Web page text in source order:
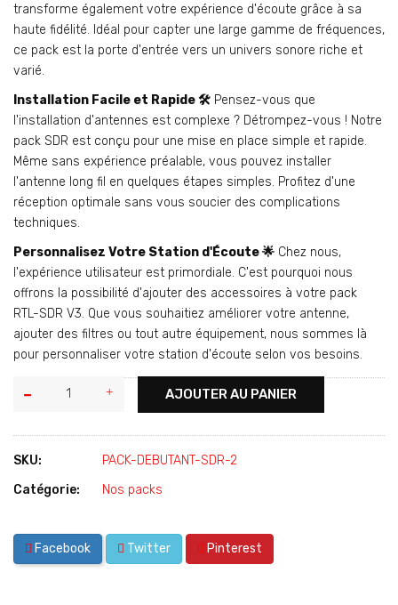
transforme également votre expérience d'écoute grâce à sa
haute fidélité. Idéal pour capter une large gamme de fréquences,
ce pack est la porte d'entrée vers un univers sonore riche et
varié.
Installation Facile et Rapide 🛠️ Pensez-vous que
l'installation d'antennes est complexe ? Détrompez-vous ! Notre
pack SDR est conçu pour une mise en place simple et rapide.
Même sans expérience préalable, vous pouvez installer
l'antenne long fil en quelques étapes simples. Profitez d'une
réception optimale sans vous soucier des complications
techniques.
Personnalisez Votre Station d'Écoute 🌟 Chez nous,
l'expérience utilisateur est primordiale. C'est pourquoi nous
offrons la possibilité d'ajouter des accessoires à votre pack
RTL-SDR V3. Que vous souhaitiez améliorer votre antenne,
ajouter des filtres ou tout autre équipement, nous sommes là
pour personnaliser votre station d'écoute selon vos besoins.
AJOUTER AU PANIER
SKU:
PACK-DEBUTANT-SDR-2
Catégorie:
Nos packs
Facebook Twitter Pinterest